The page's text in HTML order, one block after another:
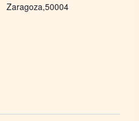
Zaragoza,50004